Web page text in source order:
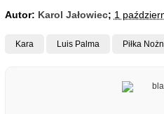
Autor: Karol Jałowiec; 1
Kara Luis Palma Piłka